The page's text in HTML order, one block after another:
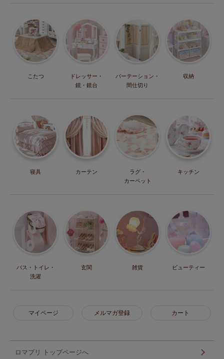
こたつ
ドレッサー・
鏡・鏡台
パーテーション・
間仕切り
収納
寝具 カーテン
ラグ・
カーペット
キッチン
バス・トイレ・
洗濯
玄関 雑貨 ビューティー
マイページ メルマガ登録 カート
ロマプリ トップページへ